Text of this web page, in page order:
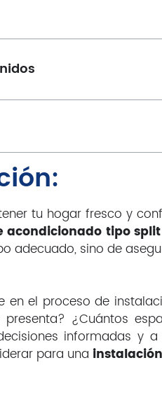
tu hogar fresco y
acondicionado tipo split
adecuado, sino de
en el proceso de
presenta? ¿Cuántos
informadas y
para una